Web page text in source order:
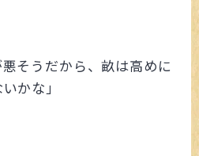
悪そうだから、畝は高めに
かな」